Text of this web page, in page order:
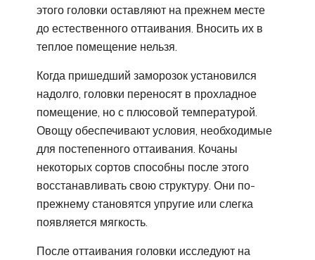
этого головки оставляют на прежнем месте
до естественного оттаивания. Вносить их в
теплое помещение нельзя.
Когда пришедший заморозок установился
надолго, головки переносят в прохладное
помещение, но с плюсовой температурой.
Овощу обеспечивают условия, необходимые
для постепенного оттаивания. Кочаны
некоторых сортов способны после этого
восстанавливать свою структуру. Они по-
прежнему становятся упругие или слегка
появляется мягкость.
После оттаивания головки исследуют на